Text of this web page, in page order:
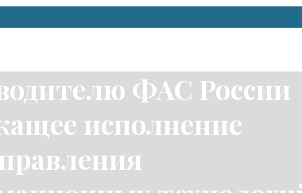
ФАС России
исполнение